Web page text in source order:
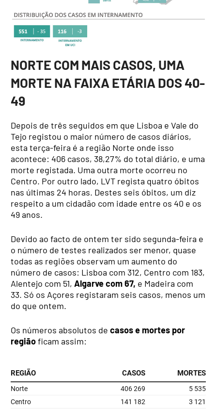
NORTE COM MAIS CASOS, UMA
MORTE NA FAIXA ETÁRIA DOS 40-
49
Depois de três seguidos em que Lisboa e Vale do
Tejo registou o maior número de casos diários,
esta terça-feira é a região Norte onde isso
acontece: 406 casos, 38,27% do total diário, e uma
morte registada. Uma outra morte ocorreu no
Centro. Por outro lado, LVT regista quatro óbitos
nas últimas 24 horas. Destes seis óbitos, um diz
respeito a um cidadão com idade entre os 40 e os
49 anos.
Devido ao facto de ontem ter sido segunda-feira e
o número de testes realizados ser menor, quase
todas as regiões observam um aumento do
número de casos: Lisboa com 312, Centro com 183,
Alentejo com 51,Algarve com 67, e Madeira com
33. Só os Açores registaram seis casos, menos um
do que ontem.
Os números absolutos decasos e mortes por
regiãoficam assim: